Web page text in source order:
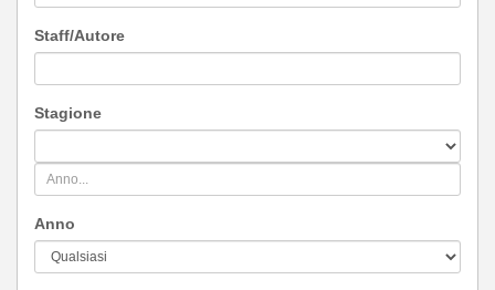
Staff/Autore
Stagione
Anno